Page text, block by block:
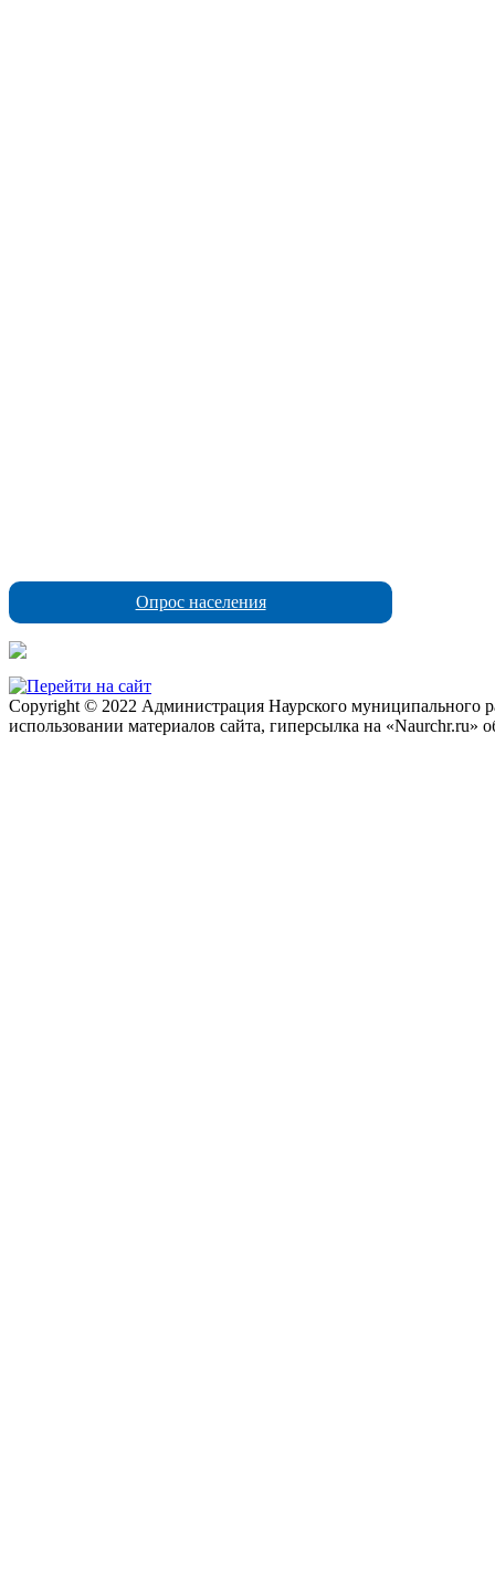
Опрос населения
Copyright © 2022 Администрация Наурского муниципального
использовании материалов сайта, гиперсылка на «Naurchr.ru»